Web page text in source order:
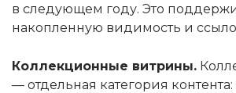
в следующем году. Это
накопленную видимость и
Коллекционные витрины.
— отдельная категория контента: